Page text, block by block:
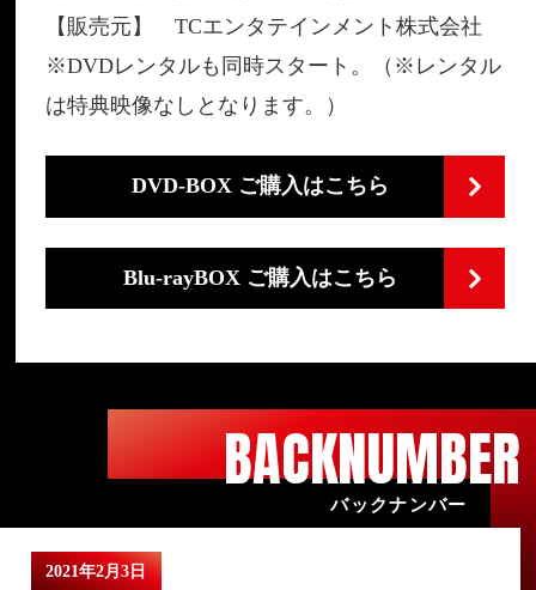
【販売元】 TCエンタテインメント株式会社
※DVDレンタルも同時スタート。（※レンタル
は特典映像なしとなります。）
DVD-BOX ご購入はこちら
Blu-rayBOX ご購入はこちら
BACKNUMBER
バックナンバー
2021年2月3日